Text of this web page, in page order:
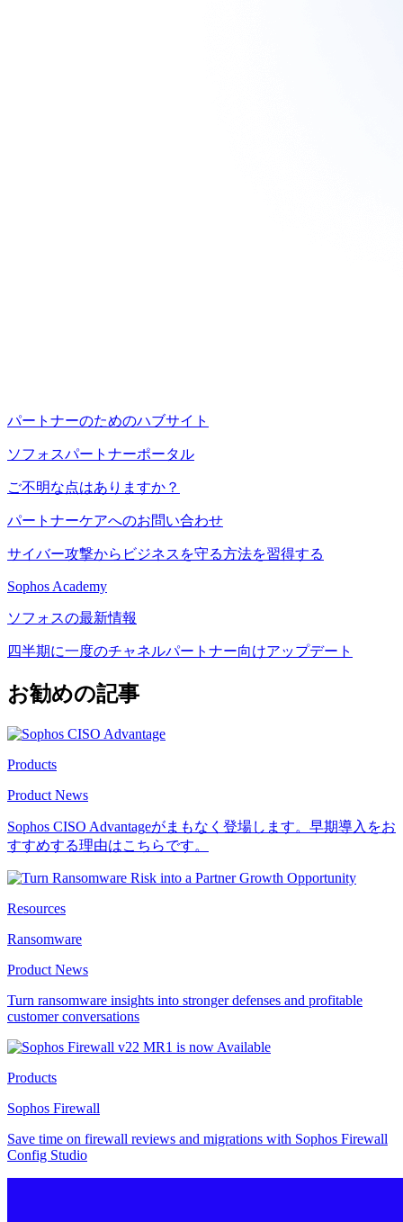
パートナーのためのハブサイト
ソフォスパートナーポータル
ご不明な点はありますか？
パートナーケアへのお問い合わせ
サイバー攻撃からビジネスを守る方法を習得する
Sophos Academy
ソフォスの最新情報
四半期に一度のチャネルパートナー向けアップデート
お勧めの記事
Products
Product News
Sophos CISO Advantageがまもなく登場します。早期導入をお
すすめする理由はこちらです。
Resources
Ransomware
Product News
Turn ransomware insights into stronger defenses and profitable
customer conversations
Products
Sophos Firewall
Save time on firewall reviews and migrations with Sophos Firewall
Config Studio